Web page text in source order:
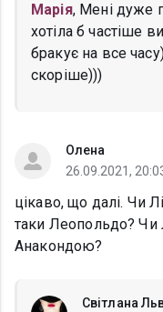
Марія, Мені дуже
хотіла б частіше
бракує на все
скоріше)))
Олена
26.09.2021,
цікаво, що далі. Чи
таки Леопольдо? Чи
Анакондою?
Світлана